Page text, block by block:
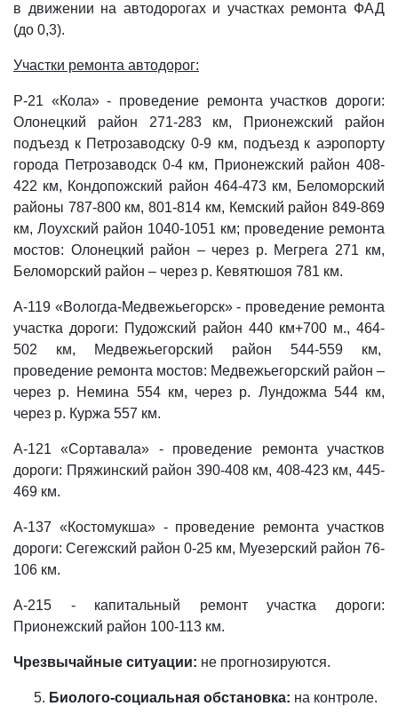
в движении на автодорогах и участках ремонта ФАД
(до 0,3).
Участки ремонта автодорог:
Р-21 «Кола» - проведение ремонта участков дороги:
Олонецкий район 271-283 км, Прионежский район
подъезд к Петрозаводску 0-9 км, подъезд к аэропорту
города Петрозаводск 0-4 км, Прионежский район 408-
422 км, Кондопожский район 464-473 км, Беломорский
районы 787-800 км, 801-814 км, Кемский район 849-869
км, Лоухский район 1040-1051 км; проведение ремонта
мостов: Олонецкий район – через р. Мегрега 271 км,
Беломорский район – через р. Кевятюшоя 781 км.
А-119 «Вологда-Медвежьегорск» - проведение ремонта
участка дороги: Пудожский район 440 км+700 м., 464-
502 км, Медвежьегорский район 544-559 км,
проведение ремонта мостов: Медвежьегорский район –
через р. Немина 554 км, через р. Лундожма 544 км,
через р. Куржа 557 км.
А-121 «Сортавала» - проведение ремонта участков
дороги: Пряжинский район 390-408 км, 408-423 км, 445-
469 км.
А-137 «Костомукша» - проведение ремонта участков
дороги: Сегежский район 0-25 км, Муезерский район 76-
106 км.
А-215 - капитальный ремонт участка дороги:
Прионежский район 100-113 км.
Чрезвычайные ситуации: не прогнозируются.
Биолого-социальная обстановка: на контроле.